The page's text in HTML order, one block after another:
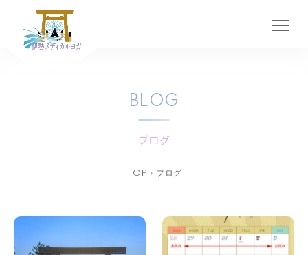
BLOG
ブログ
TOP › ブログ